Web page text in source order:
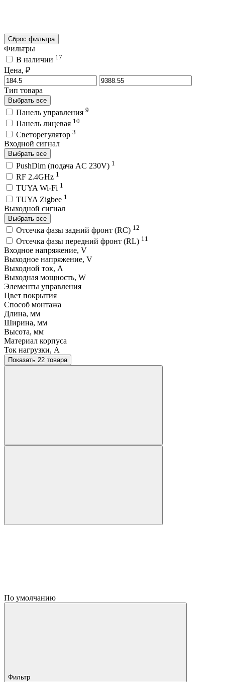
Сброс фильтра
Фильтры
В наличии 17
Цена, ₽
Тип товара
Выбрать все
Панель управления 9
Панель лицевая 10
Светорегулятор 3
Входной сигнал
Выбрать все
PushDim (подача AC 230V) 1
RF 2.4GHz 1
TUYA Wi-Fi 1
TUYA Zigbee 1
Выходной сигнал
Выбрать все
Отсечка фазы задний фронт (RC) 12
Отсечка фазы передний фронт (RL) 11
Входное напряжение, V
Выходное напряжение, V
Выходной ток, A
Выходная мощность, W
Элементы управления
Цвет покрытия
Способ монтажа
Длина, мм
Ширина, мм
Высота, мм
Материал корпуса
Ток нагрузки, A
Показать 22 товара
По умолчанию
Фильтр